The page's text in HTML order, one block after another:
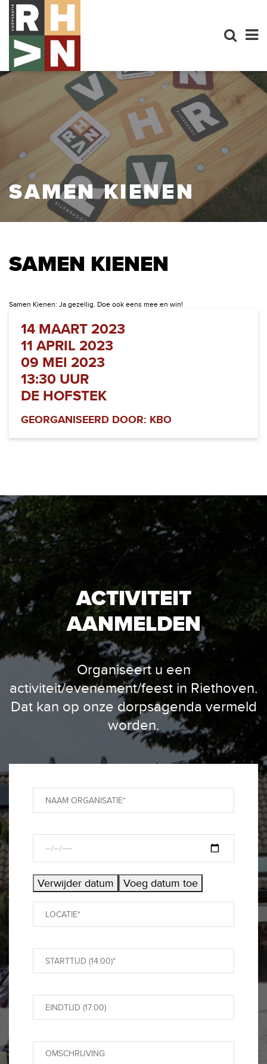
SAMEN KIENEN
SAMEN KIENEN
Samen Kienen: Ja gezellig. Doe ook eens mee en win!
14 MAART 2023
11 APRIL 2023
09 MEI 2023
13:30 UUR
DE HOFSTEK
GEORGANISEERD DOOR: KBO
ACTIVITEIT
AANMELDEN
Organiseert u een
activiteit/evenement/feest in Riethoven.
Dat kan op onze dorpsagenda vermeld
worden.
Verwijder datum Voeg datum toe